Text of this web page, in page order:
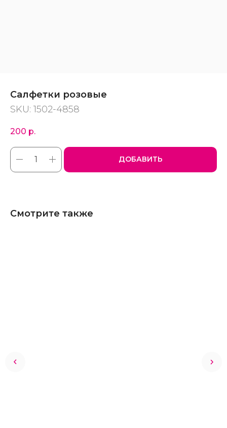
Салфетки розовые
SKU: 1502-4858
200 р.
ДОБАВИТЬ
Смотрите также